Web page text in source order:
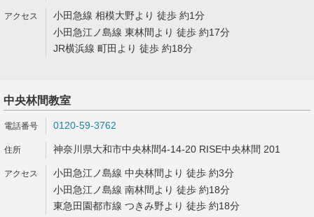
小田急線 相模大野より 徒歩 約1分
小田急江ノ島線 東林間より 徒歩 約17分
JR横浜線 町田より 徒歩 約18分
中央林間教室
0120-59-3762
神奈川県大和市中央林間4-14-20 RISE中央林間 201
小田急江ノ島線 中央林間より 徒歩 約3分
小田急江ノ島線 南林間より 徒歩 約18分
東急田園都市線 つきみ野より 徒歩 約18分